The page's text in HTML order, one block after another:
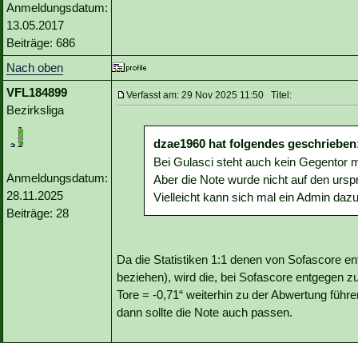
Anmeldungsdatum:
13.05.2017
Beiträge: 686
Nach oben
VFL184899
Bezirksliga
Anmeldungsdatum:
28.11.2025
Beiträge: 28
Verfasst am: 29 Nov 2025 11:50 Titel:
dzae1960 hat folgendes
Bei Gulasci steht auch kein Gegentor
Aber die Note wurde nicht auf den
Vielleicht kann sich mal ein Admin
Da die Statistiken 1:1 denen von Sofascore
beziehen), wird die, bei Sofascore entgegen
Tore = -0,71“ weiterhin zu der Abwertung
dann sollte die Note auch passen.